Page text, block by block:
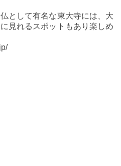
として有名な東大寺には、大
見れるスポットもあり楽しめ